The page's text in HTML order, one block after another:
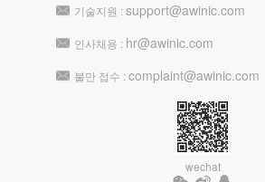
기술지원 :support@awinic.com
인사채용 : hr@awinic.com
불만 접수 :complaint@awinic.com
wechat